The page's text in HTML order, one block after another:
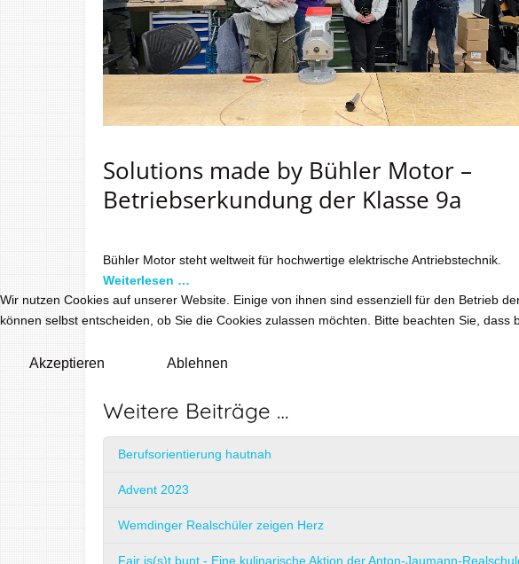
Solutions made by Bühler Motor –
Betriebserkundung der Klasse 9a
Bühler Motor steht weltweit für hochwertige elektrische Antriebstechnik.
Weiterlesen …
Weitere Beiträge …
Berufsorientierung hautnah
Advent 2023
Wemdinger Realschüler zeigen Herz
Fair is(s)t bunt - Eine kulinarische Aktion der Anton-Jaumann-
Wir nutzen Cookies auf unserer Website. Einige von ihnen sind essenziell für den Betrieb
können selbst entscheiden, ob Sie die Cookies zulassen möchten. Bitte beachten Sie,
Akzeptieren Ablehnen